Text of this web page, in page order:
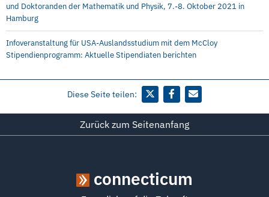
und Doktoranden der Mathematik und Physik, 7.-8. Oktober 2021 in
Hamburg
Infoveranstaltung für USA-Auslandsstudium mit dem McCloy
Stipendienprogramm: Aktuelle Stipendiaten berichten
Diese Seite teilen:
Zurück zum Seitenanfang
connecticum